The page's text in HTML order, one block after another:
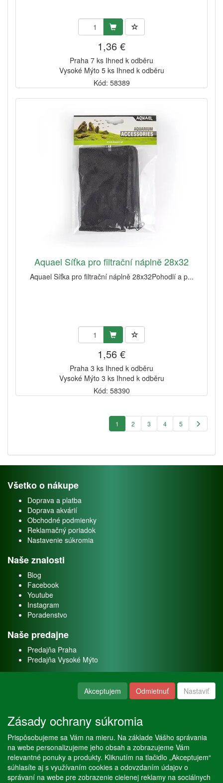
1,36 €
Praha 7 ks Ihned k odběru
Vysoké Mýto 5 ks Ihned k odběru
Kód: 58389
Aquael Síťka pro filtrační náplně 28x32
Aquael Síťka pro filtrační náplně 28x32Pohodlí a p...
1,56 €
Praha 3 ks Ihned k odběru
Vysoké Mýto 3 ks Ihned k odběru
Kód: 58390
1 2 3 4 5
Všetko o nákupe
Doprava a platba
Doprava akvárií
Obchodné podmienky
Reklamačný poriadok
Nastavenie súkromia
Naše znalosti
Blog
Facebook
Youtube
Instagram
Poradenstvo
Naše predajne
Predajňa Praha
Predajňa Vysoké Mýto
Naše služby
Servis
Predaj akváriových rýb
Predaj akváriových rastlín
Akceptujem Odmietnuť Nastaviť
Zásady ochrany súkromia
Prispôsobujeme sa Vám na mieru. Na základe Vášho správania
na webe personalizujeme jeho obsah a zobrazujeme Vám
relevantné ponuky a produkty. Kliknutím na tlačidlo „Akceptujem“
súhlasíte aj s využívaním cookies a odovzdaním údajov o
správaní na webe pre zobrazenie cielenej reklamy na sociálnych